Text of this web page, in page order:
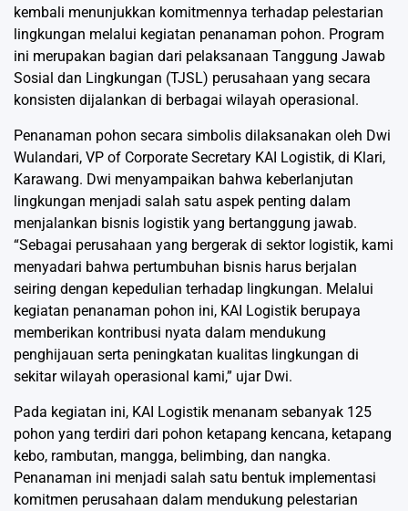
kembali menunjukkan komitmennya terhadap pelestarian
lingkungan melalui kegiatan penanaman pohon. Program
ini merupakan bagian dari pelaksanaan Tanggung Jawab
Sosial dan Lingkungan (TJSL) perusahaan yang secara
konsisten dijalankan di berbagai wilayah operasional.
Penanaman pohon secara simbolis dilaksanakan oleh Dwi
Wulandari, VP of Corporate Secretary KAI Logistik, di Klari,
Karawang. Dwi menyampaikan bahwa keberlanjutan
lingkungan menjadi salah satu aspek penting dalam
menjalankan bisnis logistik yang bertanggung jawab.
“Sebagai perusahaan yang bergerak di sektor logistik, kami
menyadari bahwa pertumbuhan bisnis harus berjalan
seiring dengan kepedulian terhadap lingkungan. Melalui
kegiatan penanaman pohon ini, KAI Logistik berupaya
memberikan kontribusi nyata dalam mendukung
penghijauan serta peningkatan kualitas lingkungan di
sekitar wilayah operasional kami,” ujar Dwi.
Pada kegiatan ini, KAI Logistik menanam sebanyak 125
pohon yang terdiri dari pohon ketapang kencana, ketapang
kebo, rambutan, mangga, belimbing, dan nangka.
Penanaman ini menjadi salah satu bentuk implementasi
komitmen perusahaan dalam mendukung pelestarian